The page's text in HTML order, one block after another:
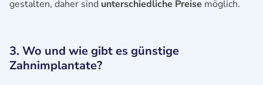
gestalten, daher sind unterschiedliche Preise möglich.
3. Wo und wie gibt es günstige
Zahnimplantate?